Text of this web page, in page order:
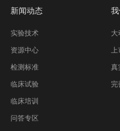
新闻动态
实验技术
资源中心
检测标准
临床试验
临床培训
问答专区
大
真
完